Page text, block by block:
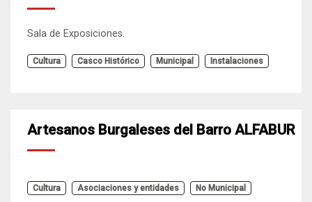
Sala de Exposiciones.
Cultura Casco Histórico Municipal Instalaciones
Artesanos Burgaleses del Barro ALFABUR
Cultura Asociaciones y entidades No Municipal